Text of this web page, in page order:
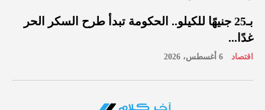
بـ25 جنيهًا للكيلو.. الحكومة تبدأ طرح السكر الحر
غدًا...
اقتصاد 6 أغسطس، 2026